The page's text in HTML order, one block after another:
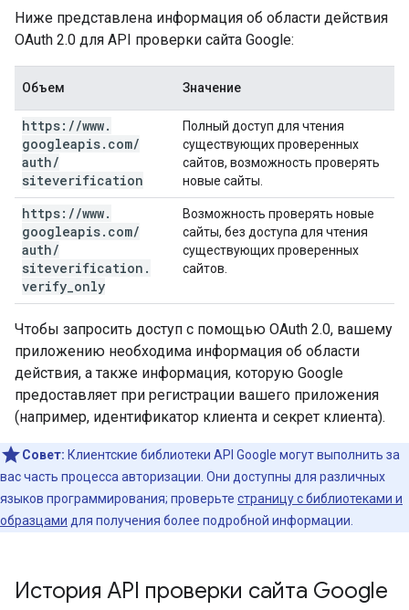
Ниже представлена ​​информация об области действия
OAuth 2.0 для API проверки сайта Google:
Объем Значение
https: //www.
googleapis. com/
auth/
siteverification
Полный доступ для чтения
существующих проверенных
сайтов, возможность проверять
новые сайты.
https: //www.
googleapis. com/
auth/
siteverification .
verify only
Возможность проверять новые
сайты, без доступа для чтения
существующих проверенных
сайтов.
Чтобы запросить доступ с помощью OAuth 2.0, вашему
приложению необходима информация об области
действия, а также информация, которую Google
предоставляет при регистрации вашего приложения
(например, идентификатор клиента и секрет клиента).
Совет: Клиентские библиотеки API Google могут выполнить за
вас часть процесса авторизации. Они доступны для различных
языков программирования; проверьте страницу с библиотеками и
образцами для получения более подробной информации.
История API проверки сайта Google